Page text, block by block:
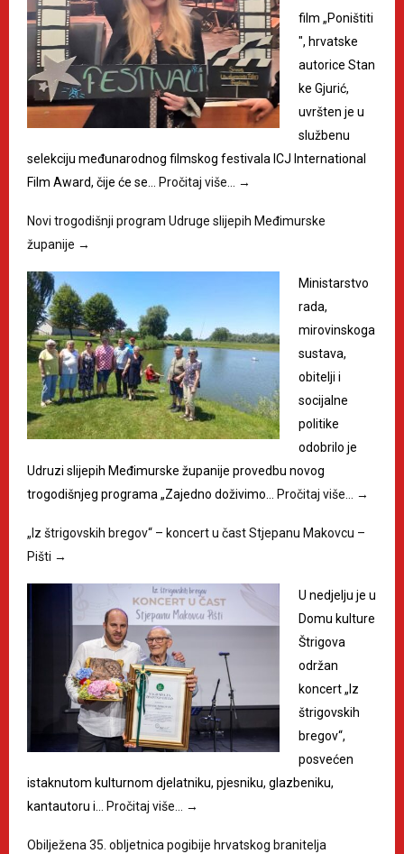
film „Poništiti
", hrvatske
autorice Stan
ke Gjurić,
uvršten je u
službenu
selekciju međunarodnog filmskog festivala ICJ International
Film Award, čije će se…
Pročitaj više… →
Novi trogodišnji program Udruge slijepih Međimurske
županije →
Ministarstvo
rada,
mirovinskoga
sustava,
obitelji i
socijalne
politike
odobrilo je
Udruzi slijepih Međimurske županije provedbu novog
trogodišnjeg programa „Zajedno doživimo…
Pročitaj više… →
„Iz štrigovskih bregov“ – koncert u čast Stjepanu Makovcu –
Pišti →
U nedjelju je u
Domu kulture
Štrigova
održan
koncert „Iz
štrigovskih
bregov“,
posvećen
istaknutom kulturnom djelatniku, pjesniku, glazbeniku,
kantautoru i…
Pročitaj više… →
Obilježena 35. obljetnica pogibije hrvatskog branitelja